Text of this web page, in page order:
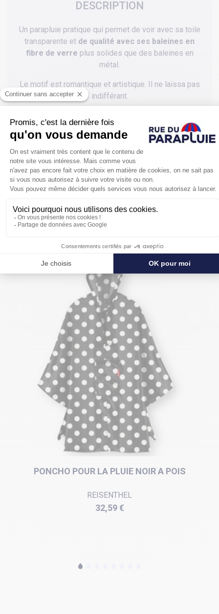
DESCRIPTION
Un parapluie pratique qui permet de voir avec sa toile
transparente et de qualité avec ses baleines en
fibre de verre plus solides que des baleines en
métal.
Le motif est romantique et artistique. Il ne laissa pas
indifférant.
DE LA PLUIE
PONCHO POUR LA PLUIE NOIR A POIS
REISENTHEL
Prix
32,59 €